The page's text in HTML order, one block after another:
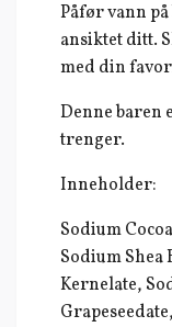
Påfør vann
ansiktet ditt.
med din
Denne baren
trenger.
Inneholder:
Sodium
Sodium
Kernelate,